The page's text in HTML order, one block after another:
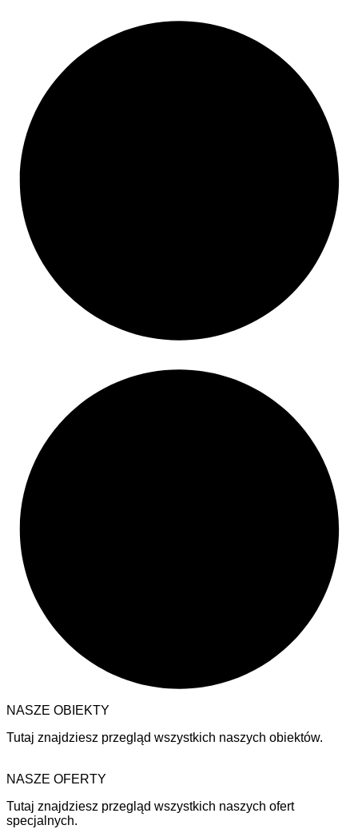
NASZE OBIEKTY
Tutaj znajdziesz przegląd wszystkich naszych obiektów.
NASZE OFERTY
Tutaj znajdziesz przegląd wszystkich naszych ofert
specjalnych.